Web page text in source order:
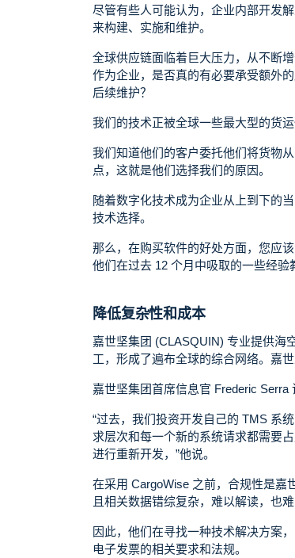
尽管有些人可能认为，企业内部开发
来构建、实施和维护。
全球供应链面临着巨大压力，从不断
作为企业，是否真的有必要承受额外
后续维护？
我们的技术正被全球一些最大型的货
我们知道他们的客户委托他们将货物
点，这就是他们选择我们的原因。
随着数字化技术成为企业从上到下的
技术选择。
那么，在购买软件的好处方面，您应
他们在过去 12 个月中吸取的一些经验
降低复杂性和成本
嘉世坚集团 (CLASQUIN) 专业提供海
工，形成了遍布全球的综合网络。嘉
嘉世坚集团首席信息官 Frederic
“过去，我们投资开发自己的 TMS 系
求层次和每一个新的系统请求都需要
进行重新开发， ”他说。
在采用 CargoWise 之前，合规性是嘉
且相关数据错综复杂，难以解读，也
因此，他们在寻找一种技术解决方案
电子发票的相关要求和法规。